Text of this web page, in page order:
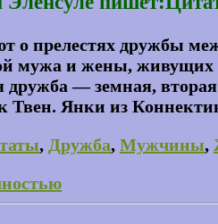
о прелестях дружбы
мужа и жены,
дружба — земная,
Янки из
, Дружба, Мужчины,